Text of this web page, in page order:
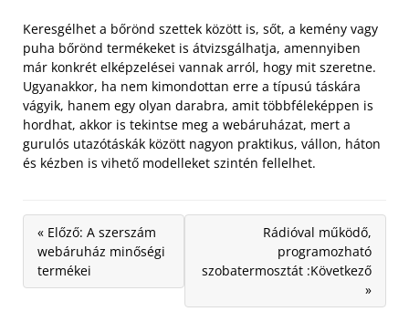
Keresgélhet a bőrönd szettek között is, sőt, a kemény vagy
puha bőrönd termékeket is átvizsgálhatja, amennyiben
már konkrét elképzelései vannak arról, hogy mit szeretne.
Ugyanakkor, ha nem kimondottan erre a típusú táskára
vágyik, hanem egy olyan darabra, amit többféleképpen is
hordhat, akkor is tekintse meg a webáruházat, mert a
gurulós utazótáskák között nagyon praktikus, vállon, háton
és kézben is vihető modelleket szintén fellelhet.
« Előző: A szerszám
webáruház minőségi
termékei
Rádióval működő,
programozható
szobatermosztát :Következő
»